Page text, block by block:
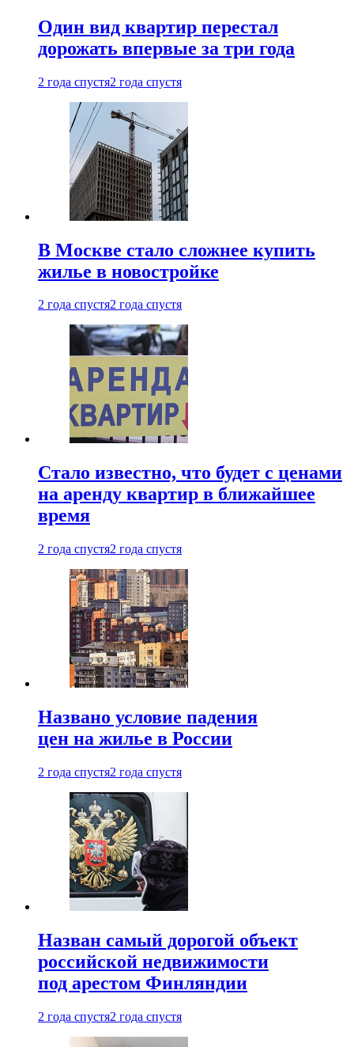
Один вид квартир перестал
дорожать впервые за три года
2 года спустя2 года спустя
В Москве стало сложнее купить
жилье в новостройке
2 года спустя2 года спустя
Стало известно, что будет с ценами
на аренду квартир в ближайшее
время
2 года спустя2 года спустя
Названо условие падения
цен на жилье в России
2 года спустя2 года спустя
Назван самый дорогой объект
российской недвижимости
под арестом Финляндии
2 года спустя2 года спустя